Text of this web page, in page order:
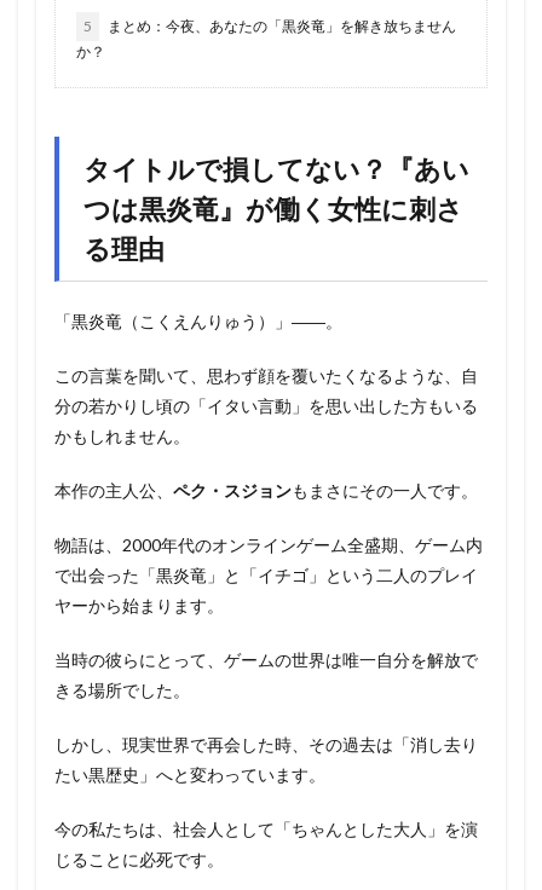
5
まとめ：今夜、あなたの「黒炎竜」を解き放ちません
か？
タイトルで損してない？『あい
つは黒炎竜』が働く女性に刺さ
る理由
「黒炎竜（こくえんりゅう）」――。
この言葉を聞いて、思わず顔を覆いたくなるような、自
分の若かりし頃の「イタい言動」を思い出した方もいる
かもしれません。
本作の主人公、 ペク・スジョンもまさにその一人です。
物語は、2000年代のオンラインゲーム全盛期、ゲーム内
で出会った「黒炎竜」と「イチゴ」という二人のプレイ
ヤーから始まります。
当時の彼らにとって、ゲームの世界は唯一自分を解放で
きる場所でした。
しかし、現実世界で再会した時、その過去は「消し去り
たい黒歴史」へと変わっています。
今の私たちは、社会人として「ちゃんとした大人」を演
じることに必死です。